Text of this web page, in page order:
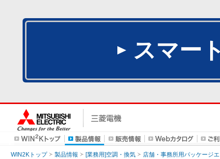
スマー
WIN2Kトップ 製品情報 [業務用]空調・換気 店舗・事務所用パッケージ